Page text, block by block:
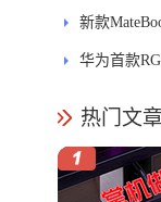
区双像素技
新款
引领PC交
华为首款
热门文章